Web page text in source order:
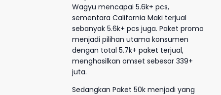
Wagyu mencapai 5.6k+ pcs,
sementara California Maki terjual
sebanyak 5.6k+ pcs juga. Paket promo
menjadi pilihan utama konsumen
dengan total 5.7k+ paket terjual,
menghasilkan omset sebesar 339+
juta.
Sedangkan Paket 50k menjadi yang